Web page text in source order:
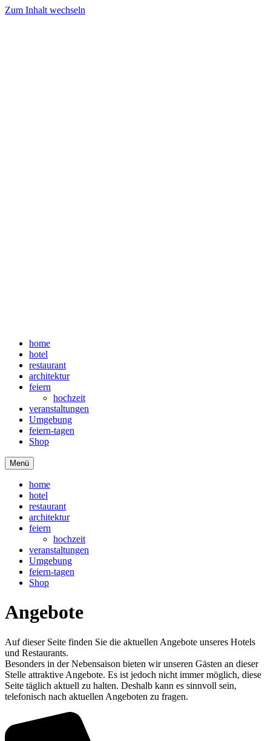
Zum Inhalt wechseln
home
hotel
restaurant
architektur
feiern
hochzeit
veranstaltungen
Umgebung
feiern-tagen
Shop
Menü
home
hotel
restaurant
architektur
feiern
hochzeit
veranstaltungen
Umgebung
feiern-tagen
Shop
Angebote
Auf dieser Seite finden Sie die aktuellen Angebote unseres Hotels
und Restaurants.
Besonders in der Nebensaison bieten wir unseren Gästen an dieser
Stelle attraktive Angebote. Es ist jedoch nicht immer möglich, diese
Seite täglich aktuell zu halten. Deshalb kann es sinnvoll sein,
telefonisch nach aktuellen Angeboten zu fragen.